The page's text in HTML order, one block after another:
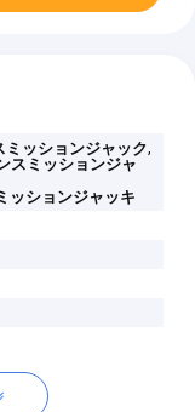
ッションジャック,
スミッションジャ
ッションジャッキ